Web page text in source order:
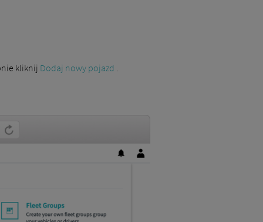
kliknij Dodaj nowy pojazd .